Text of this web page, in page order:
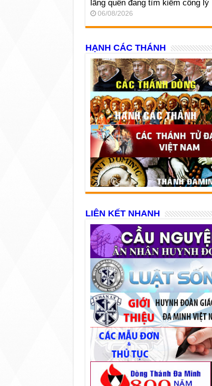
lãng quên đang tìm kiếm công lý
06/08/2026
HẠNH CÁC THÁNH
LIÊN KẾT NHANH